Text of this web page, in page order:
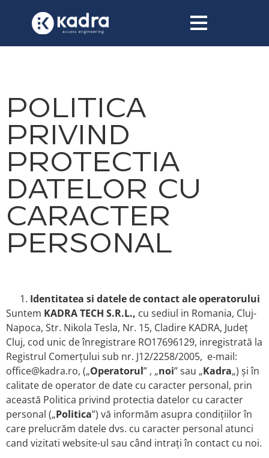
POLITICA
PRIVIND
PROTECTIA
DATELOR CU
CARACTER
PERSONAL
Identitatea si datele de contact ale operatorului
Suntem KADRA TECH S.R.L., cu sediul in Romania, Cluj-
Napoca, Str. Nikola Tesla, Nr. 15, Cladire KADRA, Județ
Cluj, cod unic de înregistrare RO17696129, inregistrată la
Registrul Comerţului sub nr. J12/2258/2005, e-mail:
office@kadra.ro, („Operatorul” , „noi” sau „Kadra„) și în
calitate de operator de date cu caracter personal, prin
această Politica privind protectia datelor cu caracter
personal („Politica”) vă informăm asupra condițiilor în
care prelucrăm datele dvs. cu caracter personal atunci
cand vizitati website-ul sau când intrați în contact cu noi.